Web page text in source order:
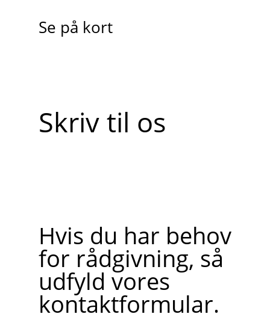
Se på kort
Skriv til os
Hvis du har behov
for rådgivning, så
udfyld vores
kontaktformular.